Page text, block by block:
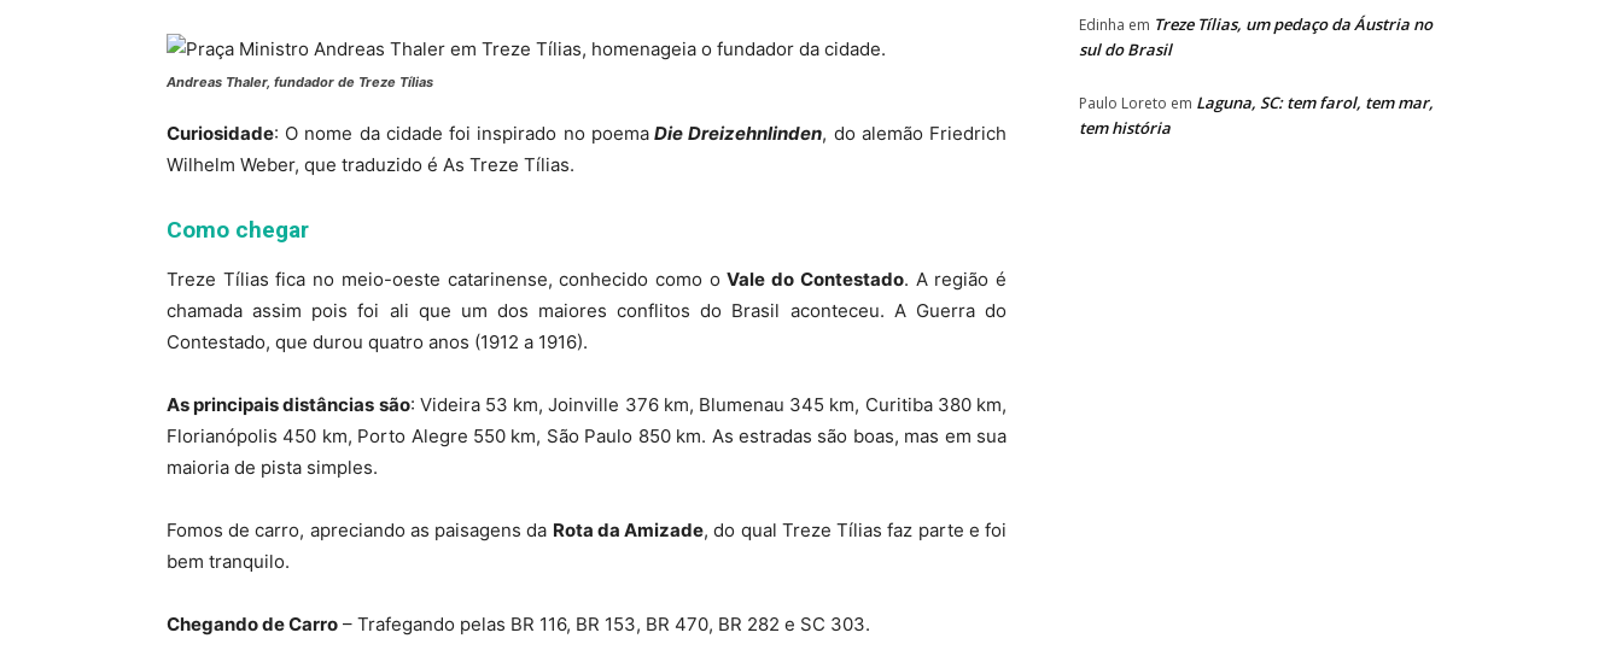
Andreas Thaler, fundador de Treze Tílias
Curiosidade: O nome da cidade foi inspirado no poemaDie Dreizehnlinden, do alemão Friedrich
Wilhelm Weber, que traduzido é As Treze Tílias.
Como chegar
Treze Tílias fica no meio-oeste catarinense, conhecido como oVale do Contestado. A região é
chamada assim pois foi ali que um dos maiores conflitos do Brasil aconteceu. A Guerra do
Contestado, que durou quatro anos (1912 a 1916).
As principais distâncias são: Videira 53 km, Joinville 376 km, Blumenau 345 km, Curitiba 380 km,
Florianópolis 450 km, Porto Alegre 550 km, São Paulo 850 km. As estradas são boas, mas em sua
maioria de pista simples.
Fomos de carro, apreciando as paisagens da Rota da Amizade, do qual Treze Tílias faz parte e foi
bem tranquilo.
Chegando de Carro – Trafegando pelas BR 116, BR 153, BR 470, BR 282 e SC 303.
Edinha em Treze Tílias, um pedaço da Áustria no
sul do Brasil
Paulo Loreto em Laguna, SC: tem farol, tem mar,
tem história